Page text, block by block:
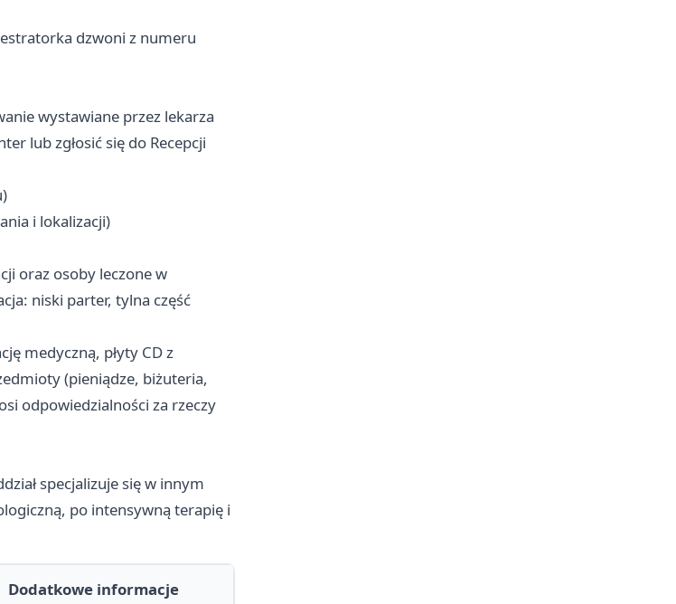
dzwoni z numeru
wystawiane przez lekarza
lub zgłosić się do Recepcji
i lokalizacji)
oraz osoby leczone w
niski parter, tylna część
medyczną, płyty CD z
(pieniądze, biżuteria,
odpowiedzialności za rzeczy
specjalizuje się w innym
po intensywną terapię i
Dodatkowe informacje